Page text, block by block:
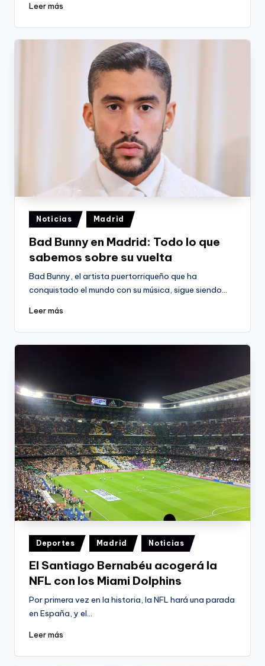
Leer más
Publicado
en
Noticias Madrid
Bad Bunny en Madrid: Todo lo que
sabemos sobre su vuelta
Bad Bunny, el artista puertorriqueño que ha
conquistado el mundo con su música, sigue siendo…
Leer más
Publicado
en
Deportes Madrid Noticias
El Santiago Bernabéu acogerá la
NFL con los Miami Dolphins
Por primera vez en la historia, la NFL hará una parada
en España, y el…
Leer más